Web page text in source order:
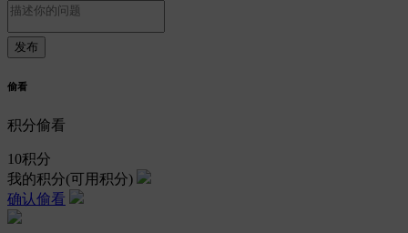
偷看
积分偷看
10积分
我的积分(可用积分)
确认偷看